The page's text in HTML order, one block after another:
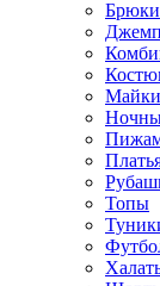
Брюки
Майки
Топы